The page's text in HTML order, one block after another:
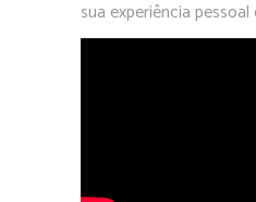
sua experiência